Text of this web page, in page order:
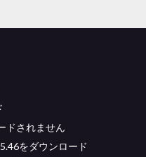
ドされません
をダウンロード